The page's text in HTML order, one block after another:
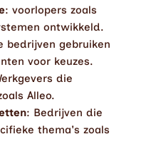
: voorlopers zoals
ontwikkeld.
bedrijven gebruiken
voor keuzes.
die
Alleo.
: Bedrijven die
thema's zoals